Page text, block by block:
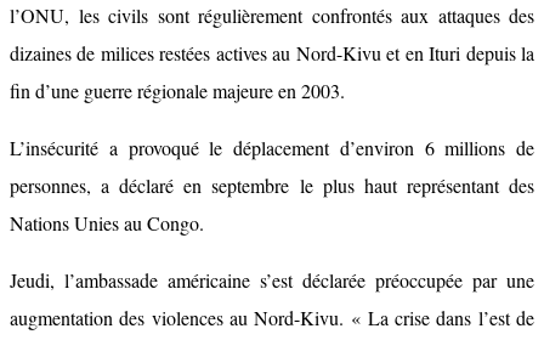
l’ONU, les civils sont régulièrement confrontés aux attaques des
dizaines de milices restées actives au Nord-Kivu et en Ituri depuis la
fin d’une guerre régionale majeure en 2003.
L’insécurité a provoqué le déplacement d’environ 6 millions de
personnes, a déclaré en septembre le plus haut représentant des
Nations Unies au Congo.
Jeudi, l’ambassade américaine s’est déclarée préoccupée par une
augmentation des violences au Nord-Kivu. « La crise dans l’est de